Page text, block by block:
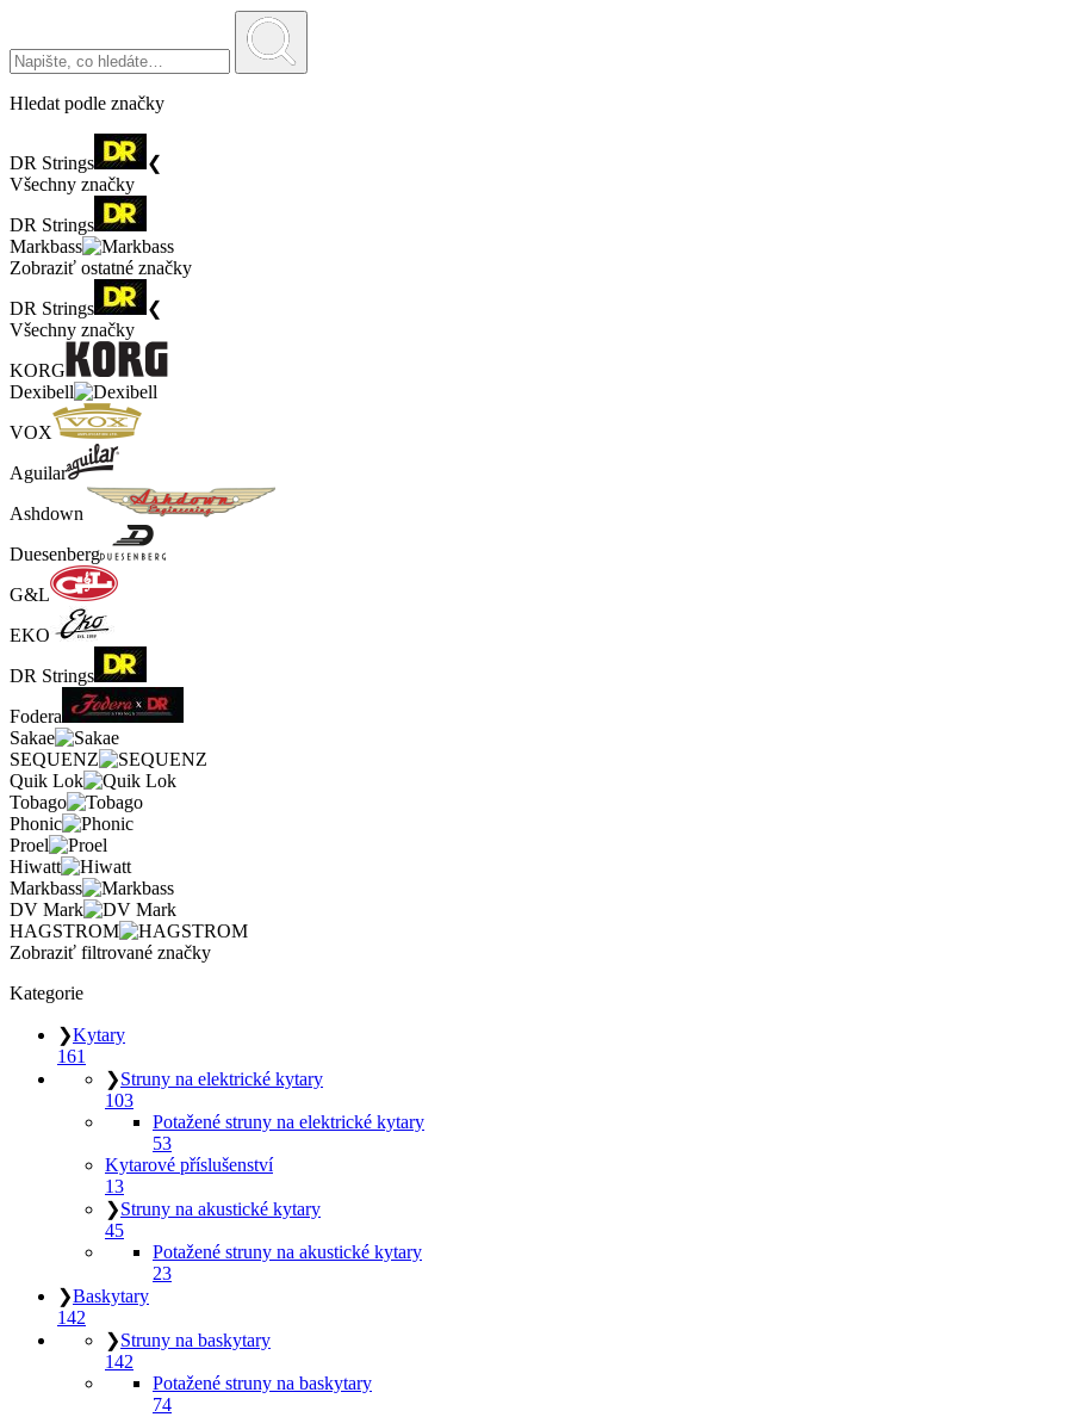
Hledat podle značky
DR Strings
❮
Všechny značky
DR Strings
Markbass
Zobraziť ostatné značky
DR Strings
❮
Všechny značky
KORG
Dexibell
VOX
Aguilar
Ashdown
Duesenberg
G&L
EKO
DR Strings
Fodera
Sakae
SEQUENZ
Quik Lok
Tobago
Phonic
Proel
Hiwatt
Markbass
DV Mark
HAGSTROM
Zobraziť filtrované značky
Kategorie
❯Kytary
161
❯Struny na elektrické kytary
103
Potažené struny na elektrické kytary
53
Kytarové příslušenství
13
❯Struny na akustické kytary
45
Potažené struny na akustické kytary
23
❯Baskytary
142
❯Struny na baskytary
142
Potažené struny na baskytary
74